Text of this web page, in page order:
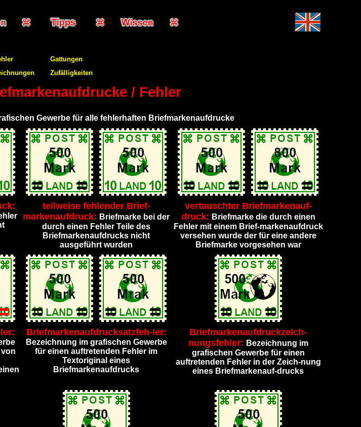
Gattungen
Zufälligkeiten
/ Fehler
Gewerbe für alle fehlerhaften Briefmarkenaufdrucke
teilweise fehlender Brief-
markenaufdruck: Briefmarke bei der
durch einen Fehler Teile des
Briefmarkenaufdrucks nicht
ausgeführt wurden
vertauschter Briefmarkenauf-
druck: Briefmarke die durch einen
Fehler mit einem Brief-markenaufdruck
versehen wurde der für eine andere
Briefmarke vorgesehen war
Briefmarkenaufdrucksatzfeh-ler:
Bezeichnung im grafischen Gewerbe
für einen auftretenden Fehler im
Textoriginal eines
Briefmarkenaufdrucks
Briefmarkenaufdruckzeich-
nungsfehler: Bezeichnung im
grafischen Gewerbe für einen
auftretenden Fehler in der Zeich-nung
eines Briefmarkenauf-drucks